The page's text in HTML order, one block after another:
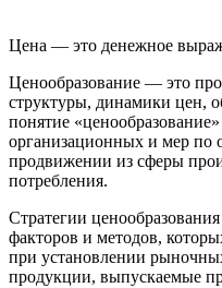
Цена — это денежное
Ценообразование — это
структуры, динамики цен,
понятие
организационных и мер по
продвижении из сферы
потребления.
Стратегии
факторов и методов,
при установлении
продукции, выпускаемые